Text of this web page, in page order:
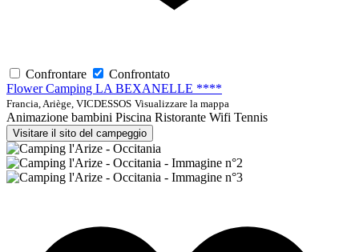
Confrontare
Confrontato
Flower Camping LA BEXANELLE ****
Francia, Ariège, VICDESSOS Visualizzare la mappa
Animazione bambini Piscina Ristorante Wifi Tennis
Visitare il sito del campeggio